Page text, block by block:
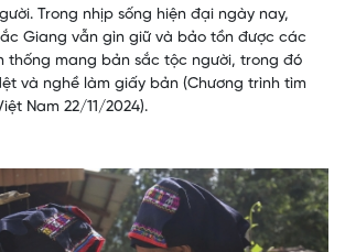
Trong nhịp sống hiện đại ngày nay,
Giang vẫn gìn giữ và bảo tồn được các
thống mang bản sắc tộc người, trong đó
và nghề làm giấy bản (Chương trình tìm
Nam 22/11/2024).